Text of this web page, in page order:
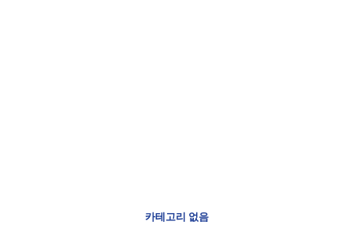
카테고리 없음